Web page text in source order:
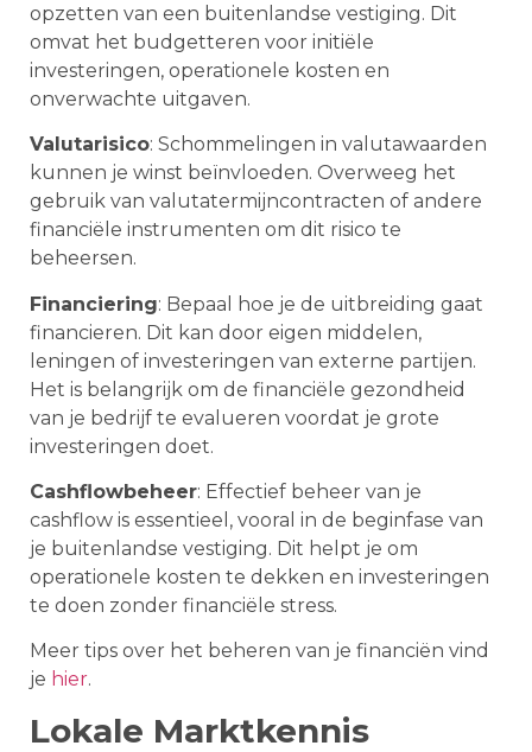
opzetten van een buitenlandse vestiging. Dit
omvat het budgetteren voor initiële
investeringen, operationele kosten en
onverwachte uitgaven.
Valutarisico: Schommelingen in valutawaarden
kunnen je winst beïnvloeden. Overweeg het
gebruik van valutatermijncontracten of andere
financiële instrumenten om dit risico te
beheersen.
Financiering: Bepaal hoe je de uitbreiding gaat
financieren. Dit kan door eigen middelen,
leningen of investeringen van externe partijen.
Het is belangrijk om de financiële gezondheid
van je bedrijf te evalueren voordat je grote
investeringen doet.
Cashflowbeheer: Effectief beheer van je
cashflow is essentieel, vooral in de beginfase van
je buitenlandse vestiging. Dit helpt je om
operationele kosten te dekken en investeringen
te doen zonder financiële stress.
Meer tips over het beheren van je financiën vind
je hier.
Lokale Marktkennis